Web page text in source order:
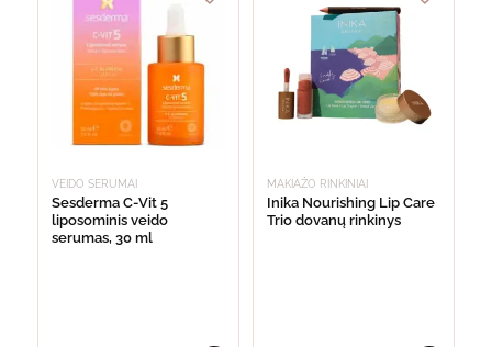
VEIDO SERUMAI
Sesderma C-Vit 5
liposominis veido
serumas, 30 ml
MAKIAŽO RINKINIAI
Inika Nourishing Lip Care
Trio dovanų rinkinys